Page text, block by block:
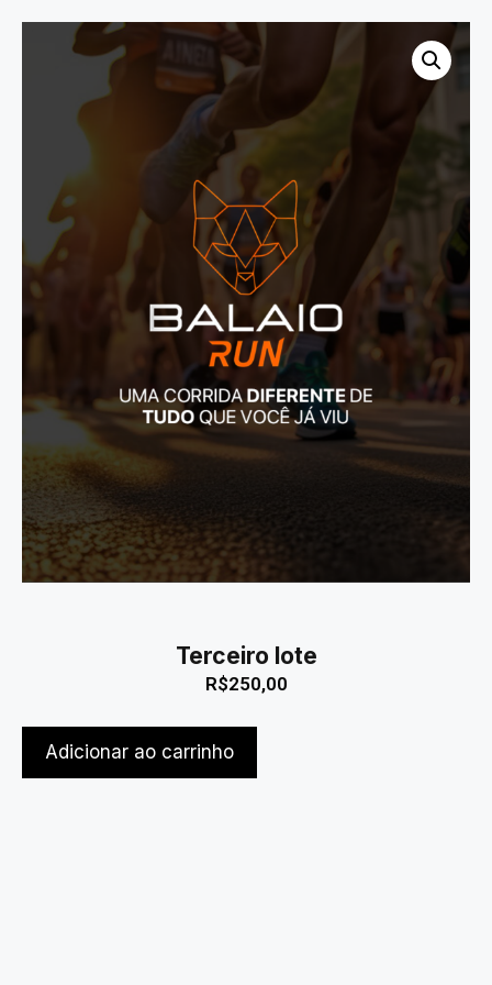
Terceiro lote
R$250,00
Adicionar ao carrinho